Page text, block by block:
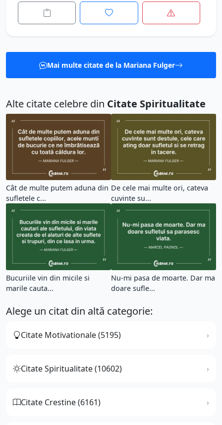
Mai multe citate de la Mariana Fulger
Alte citate celebre din Citate Spiritualitate
Cât de multe putem aduna din
sufletele c...
De cele mai multe ori, cateva
cuvinte su...
Bucuriile vin din micile si
marile cauta...
Nu-mi pasa de moarte. Dar ma
doare sufle...
Alege un citat din altă categorie:
Citate Motivationale (5195)
Citate Spiritualitate (10602)
Citate Crestine (6161)